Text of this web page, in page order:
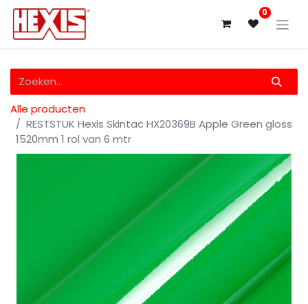
0
Alle producten
RESTSTUK Hexis Skintac HX20369B Apple Green gloss
1520mm 1 rol van 6 mtr